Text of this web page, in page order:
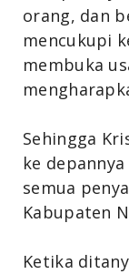
orang, dan
mencukupi
membuka
Sehingga
ke
semua
Kabupaten
Ketika